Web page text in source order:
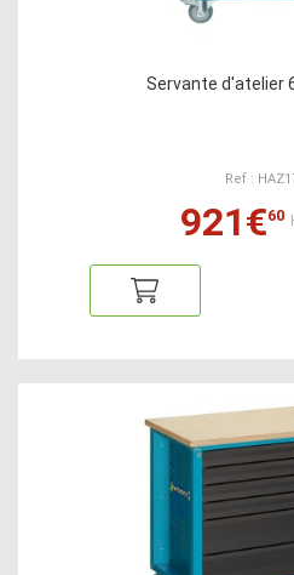
Servante d'atelier
Ref :
921€60